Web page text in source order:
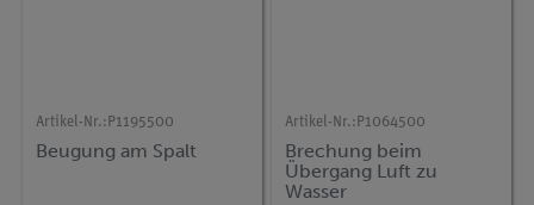
Artikel-Nr.: P1195500
Beugung am Spalt
Artikel-Nr.: P1064500
Brechung beim
Übergang Luft zu
Wasser